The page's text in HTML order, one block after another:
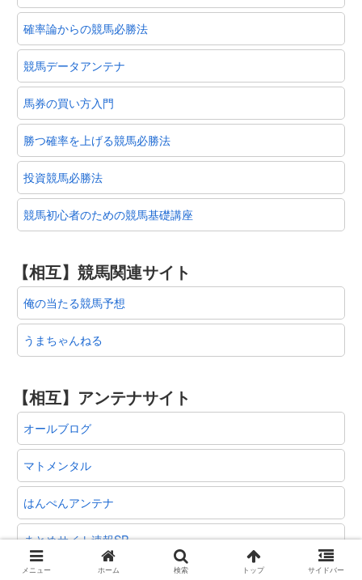
確率論からの競馬必勝法
競馬データアンテナ
馬券の買い方入門
勝つ確率を上げる競馬必勝法
投資競馬必勝法
競馬初心者のための競馬基礎講座
【相互】競馬関連サイト
俺の当たる競馬予想
うまちゃんねる
【相互】アンテナサイト
オールブログ
マトメンタル
はんぺんアンテナ
まとめサイト速報SP
メニュー ホーム 検索 トップ サイドバー